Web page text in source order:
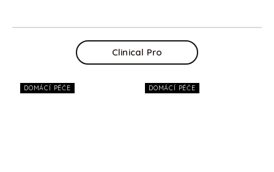
Clinical Pro
DOMÁCÍ PÉČE DOMÁCÍ PÉČE